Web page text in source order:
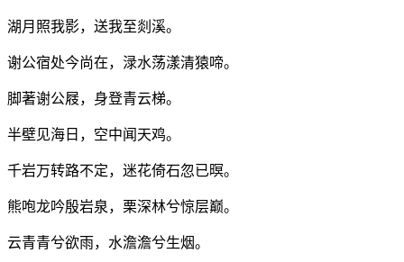
湖月照我影，送我至剡溪。
谢公宿处今尚在，渌水荡漾清猿啼。
脚著谢公屐，身登青云梯。
半壁见海日，空中闻天鸡。
千岩万转路不定，迷花倚石忽已暝。
熊咆龙吟殷岩泉，栗深林兮惊层巅。
云青青兮欲雨，水澹澹兮生烟。